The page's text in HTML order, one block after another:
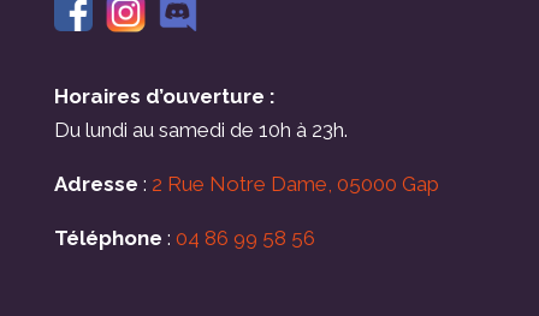
Horaires d’ouverture :
Du lundi au samedi de 10h à 23h.
Adresse : 2 Rue Notre Dame, 05000 Gap
Téléphone : 04 86 99 58 56